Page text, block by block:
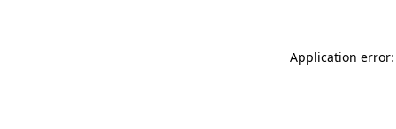
Application